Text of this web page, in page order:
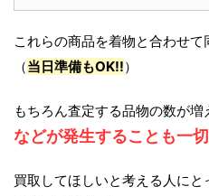
これらの商品を着物と合わせて
（当日準備もOK!!）
もちろん査定する品物の数が増
などが発生することも一
買取してほしいと考える人に